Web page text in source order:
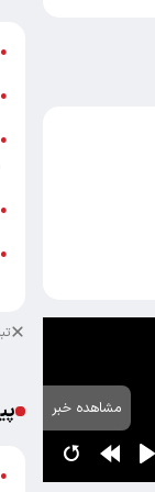
مشاهده خبر
●
●
●
●
●
●